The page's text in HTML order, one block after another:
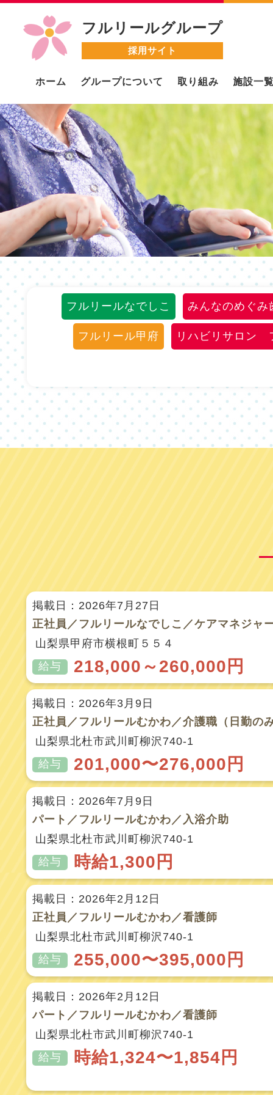
フルリールグループ
採用サイト
ホーム グループについて 取り組み 施設一
フルリールなでしこ みんなのめぐみ
フルリール甲府 リハビリサロン
掲載日：2026年7月27日
正社員／フルリールなでしこ／ケアマネジャ
山梨県甲府市横根町５５４
給与
218,000～260,000円
掲載日：2026年3月9日
正社員／フルリールむかわ／介護職（日勤の
山梨県北杜市武川町柳沢740-1
給与
201,000〜276,000円
掲載日：2026年7月9日
パート／フルリールむかわ／入浴介助
山梨県北杜市武川町柳沢740-1
給与
時給1,300円
掲載日：2026年2月12日
正社員／フルリールむかわ／看護師
山梨県北杜市武川町柳沢740-1
給与
255,000〜395,000円
掲載日：2026年2月12日
パート／フルリールむかわ／看護師
山梨県北杜市武川町柳沢740-1
給与
時給1,324〜1,854円